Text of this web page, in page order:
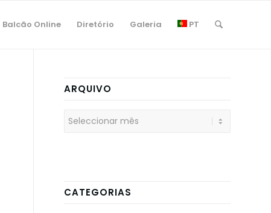
Balcão Online Diretório Galeria PT
ARQUIVO
CATEGORIAS